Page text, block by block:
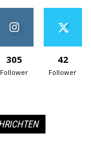
305
Follower
42
Follower